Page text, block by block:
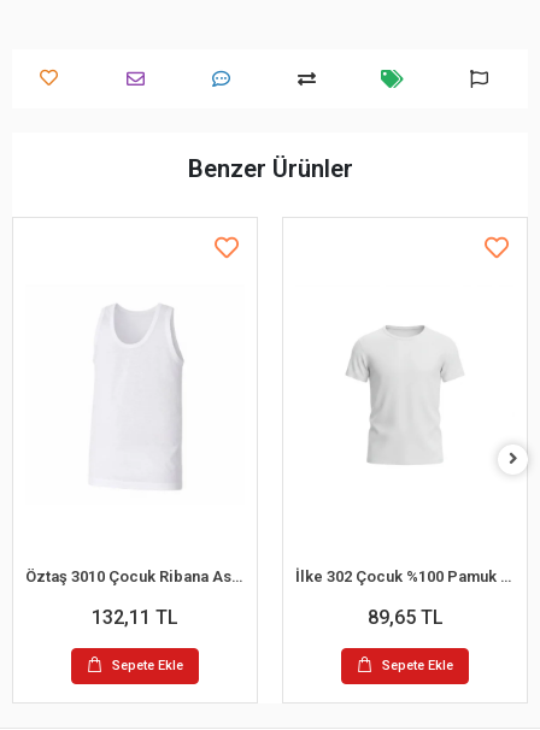
Benzer Ürünler
Öztaş 3010 Çocuk Ribana Askılı Atlet
132,11 TL
Sepete Ekle
İlke 302 Çocuk %100 Pamuk Kısa Kol Atlet (1-2 Yaş)
89,65 TL
Sepete Ekle